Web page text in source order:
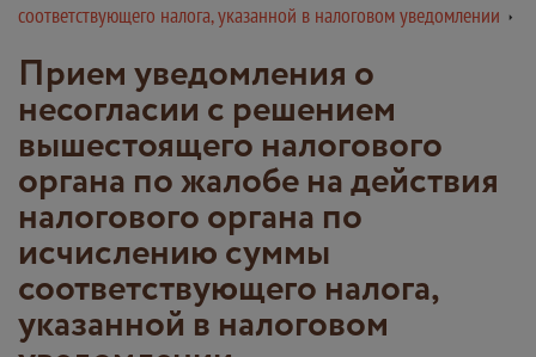
соответствующего налога, указанной в налоговом уведомлении
Прием уведомления о
несогласии с решением
вышестоящего налогового
органа по жалобе на действия
налогового органа по
исчислению суммы
соответствующего налога,
указанной в налоговом